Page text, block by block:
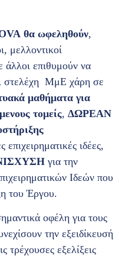
θα ωφεληθούν,
μελλοντικοί
άλλοι επιθυμούν να
στελέχη ΜμΕ χάρη σε
μαθήματα για
τομείς, ΔΩΡΕΑΝ
επιχειρηματικές ιδέες,
για την
Ιδεών που
του Έργου.
οφέλη για τους
την εξειδίκευσή
τρέχουσες εξελίξεις